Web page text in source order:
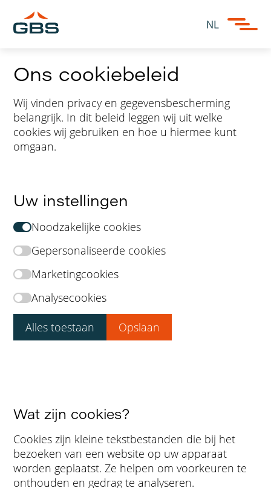
NL
Ons cookiebeleid
Wij vinden privacy en gegevensbescherming
belangrijk. In dit beleid leggen wij uit welke
cookies wij gebruiken en hoe u hiermee kunt
omgaan.
Uw instellingen
Noodzakelijke cookies
Gepersonaliseerde cookies
Marketingcookies
Analysecookies
Alles toestaan
Opslaan
Wat zijn cookies?
Cookies zijn kleine tekstbestanden die bij het
bezoeken van een website op uw apparaat
worden geplaatst. Ze helpen om voorkeuren te
onthouden en gedrag te analyseren.